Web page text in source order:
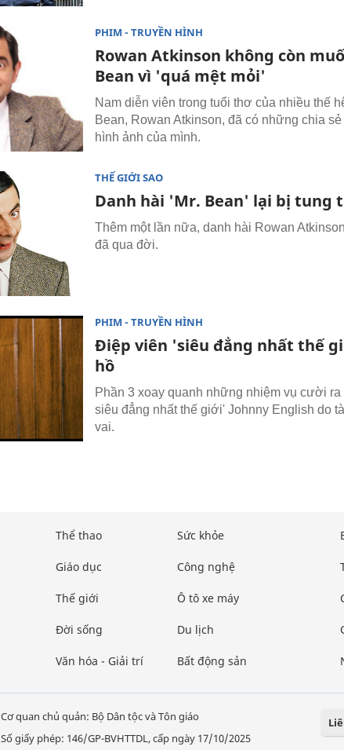
PHIM - TRUYỀN HÌNH
Rowan Atkinson không còn
Bean vì 'quá mệt mỏi'
Nam diễn viên trong tuổi thơ của nhiều thế
Bean, Rowan Atkinson, đã có những chia
hình ảnh của mình.
THẾ GIỚI SAO
Danh hài 'Mr. Bean' lại bị tung
Thêm một lần nữa, danh hài Rowan
đã qua đời.
PHIM - TRUYỀN HÌNH
Điệp viên 'siêu đẳng nhất thế
hồ
Phần 3 xoay quanh những nhiệm vụ cười
siêu đẳng nhất thế giới' Johnny English do
vai.
Thể thao
Giáo dục
Thế giới
Đời sống
Văn hóa - Giải trí
Sức khỏe
Công nghệ
Ô tô xe máy
Du lịch
Bất động sản
Cơ quan chủ quản: Bộ Dân tộc và Tôn giáo
Số giấy phép: 146/GP-BVHTTDL, cấp ngày 17/10/2025